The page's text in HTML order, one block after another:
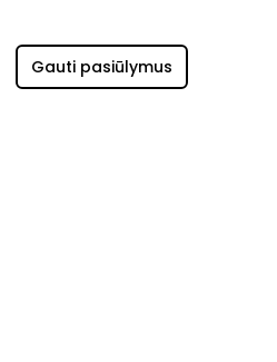
Gauti pasiūlymus